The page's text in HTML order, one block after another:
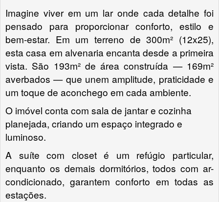
Imagine viver em um lar onde cada detalhe foi
pensado para proporcionar conforto, estilo e
bem-estar. Em um terreno de 300m² (12x25),
esta casa em alvenaria encanta desde a primeira
vista. São 193m² de área construída — 169m²
averbados — que unem amplitude, praticidade e
um toque de aconchego em cada ambiente.
O imóvel conta com sala de jantar e cozinha
planejada, criando um espaço integrado e
luminoso.
A suíte com closet é um refúgio particular,
enquanto os demais dormitórios, todos com ar-
condicionado, garantem conforto em todas as
estações.